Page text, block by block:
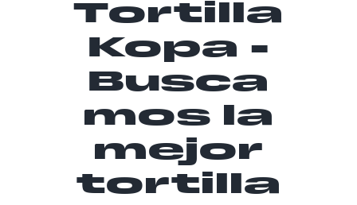
Tortilla
Kopa -
Busca
mos la
mejor
tortilla